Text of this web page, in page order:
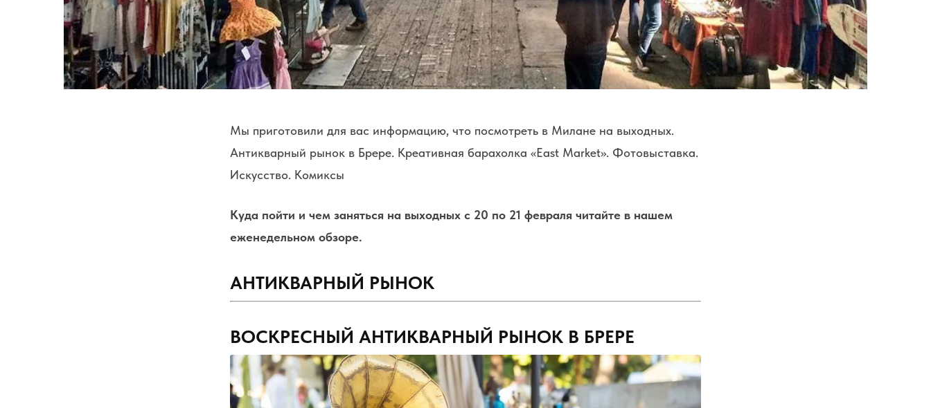
Мы приготовили для вас информацию, что посмотреть в Милане на выходных.
Антикварный рынок в Брере. Креативная барахолка «East Market». Фотовыставка.
Искусство. Комиксы
Куда пойти и чем заняться на выходных с 20 по 21 февраля читайте в нашем
еженедельном обзоре.
АНТИКВАРНЫЙ РЫНОК
ВОСКРЕСНЫЙ АНТИКВАРНЫЙ РЫНОК В БРЕРЕ